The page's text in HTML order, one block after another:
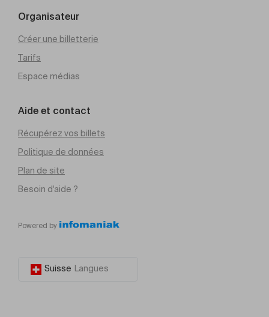
Organisateur
Créer une billetterie
Tarifs
Espace médias
Aide et contact
Récupérez vos billets
Politique de données
Plan de site
Besoin d'aide ?
Powered by
Suisse Langues